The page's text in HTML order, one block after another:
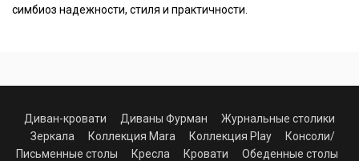
симбиоз надежности, стиля и практичности.
Диван-кровати Диваны Фурман
Журнальные столики
Зеркала
Коллекция Mara Коллекция Play
Консоли/
Письменные столы
Кресла Кровати
Обеденные столы